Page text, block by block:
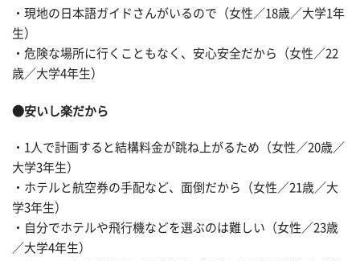
・現地の日本語ガイドさんがいるので（女性／18歳／大学1年
生）
・危険な場所に行くこともなく、安心安全だから（女性／22
歳／大学4年生）
●安いし楽だから
・1人で計画すると結構料金が跳ね上がるため（女性／20歳／
大学3年生）
・ホテルと航空券の手配など、面倒だから（女性／21歳／大
学3年生）
・自分でホテルや飛行機などを選ぶのは難しい（女性／23歳
／大学4年生）